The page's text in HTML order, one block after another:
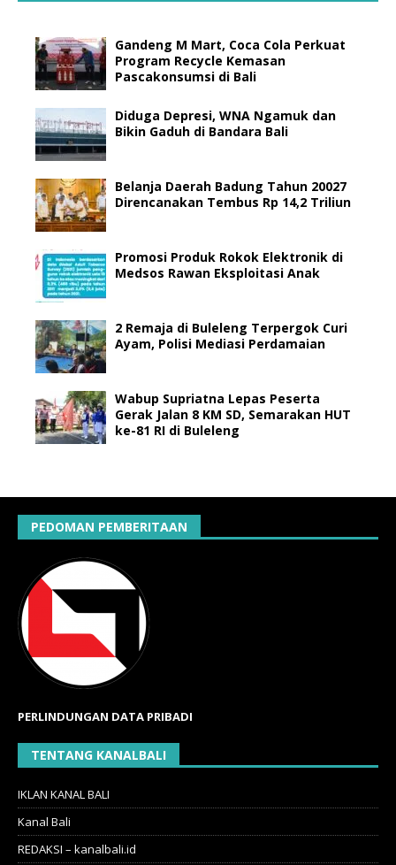
Gandeng M Mart, Coca Cola Perkuat
Program Recycle Kemasan
Pascakonsumsi di Bali
Diduga Depresi, WNA Ngamuk dan
Bikin Gaduh di Bandara Bali
Belanja Daerah Badung Tahun 20027
Direncanakan Tembus Rp 14,2 Triliun
Promosi Produk Rokok Elektronik di
Medsos Rawan Eksploitasi Anak
2 Remaja di Buleleng Terpergok Curi
Ayam, Polisi Mediasi Perdamaian
Wabup Supriatna Lepas Peserta
Gerak Jalan 8 KM SD, Semarakan HUT
ke-81 RI di Buleleng
PEDOMAN PEMBERITAAN
PERLINDUNGAN DATA PRIBADI
TENTANG KANALBALI
IKLAN KANAL BALI
Kanal Bali
REDAKSI – kanalbali.id